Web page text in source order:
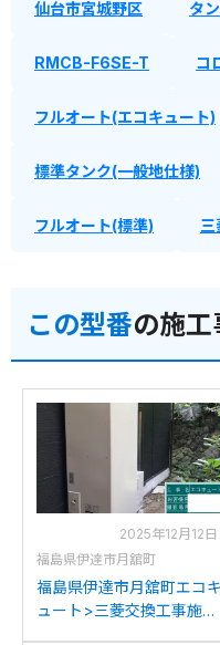
仙台市宮城野区 タ
RMCB-F6SE-T コ
フルオート(エコキュート)
標準タンク(一般地仕様)
フルオート(標準) 三
この型番の施
2025年12月12日
福島県伊達市月舘町
福島県伊達市月舘町エコキ
ュート>三菱交換工事施工